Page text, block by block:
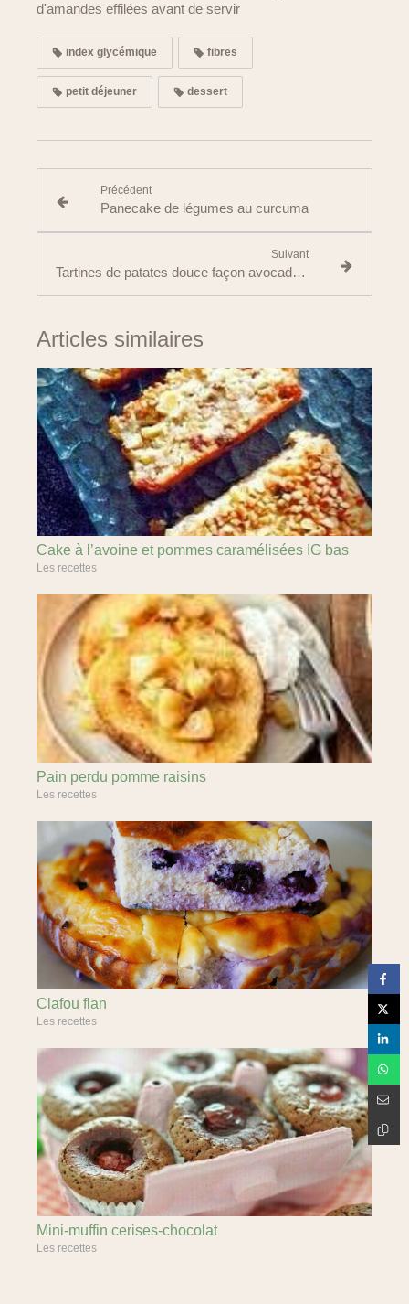
d'amandes effilées avant de servir
index glycémique fibres
petit déjeuner dessert
Précédent
Panecake de légumes au curcuma
Suivant
Tartines de patates douce façon avocado toast :
Articles similaires
Cake à l’avoine et pommes caramélisées IG bas
Les recettes
Pain perdu pomme raisins
Les recettes
Clafou flan
Les recettes
Mini-muffin cerises-chocolat
Les recettes